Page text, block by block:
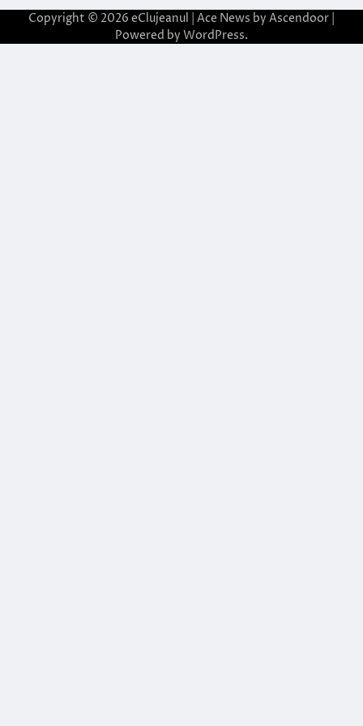
Copyright © 2026 eClujeanul | Ace News by Ascendoor
Powered by WordPress.